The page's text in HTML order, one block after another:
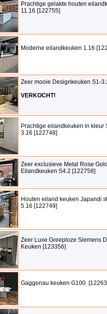
Prachtige gelakte houten
11.16 [122755]
Moderne eilandkeuken 1.16
Zeer mooie Designkeuken S1-
VERKOCHT!
Prachtige eilandkeuken in kleur
3.16 [122748]
Zeer exclusieve Metal Rose
Eilandkeuken S4.2 [122758]
Houten eiland keuken Japandi
5.16 [122749]
Zeer Luxe Greeploze Siemens
Keuken [123356]
Gaggenau keuken G100